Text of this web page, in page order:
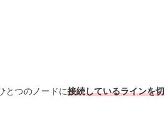
とつのノードに接続しているラインを切